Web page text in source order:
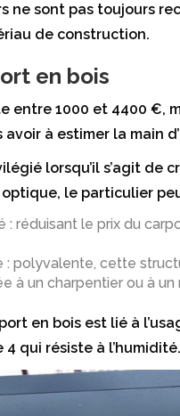
ne sont pas toujours
de construction.
en bois
entre 1000 et 4400 €,
à estimer la main
lorsqu’il s’agit de
le particulier
: réduisant le prix du
polyvalente, cette
à un charpentier ou à
en bois est lié à
qui résiste à l’humidité.